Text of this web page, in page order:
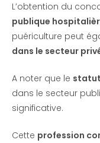
L’obtention du
publique
puériculture peut
dans le secteur
A noter que le statut
dans le secteur
significative.
Cette profession